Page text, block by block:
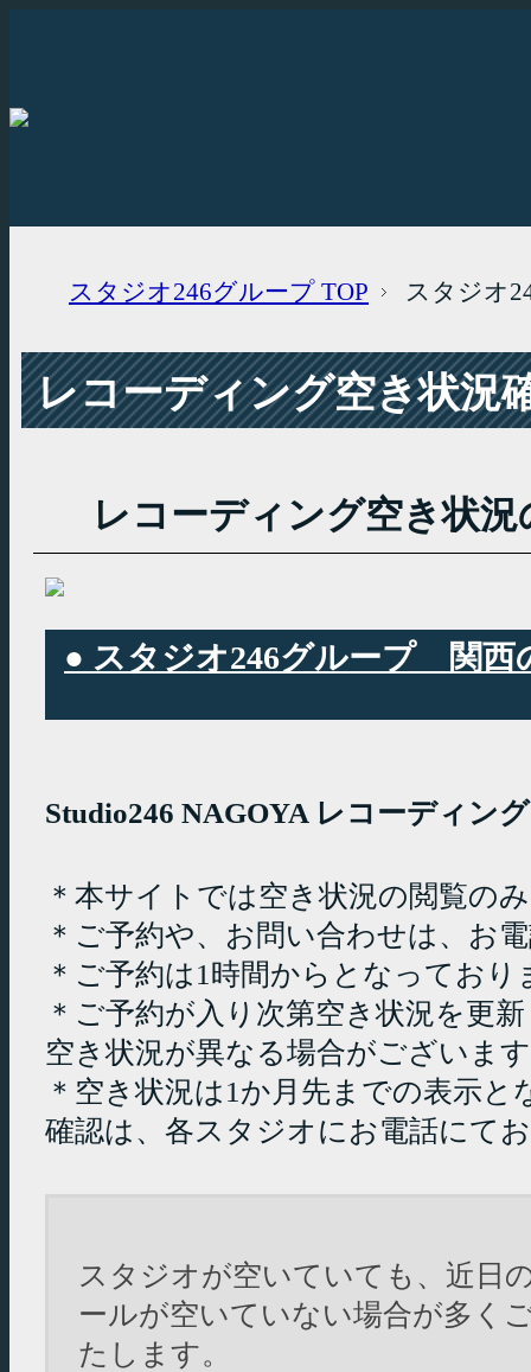
スタジオ246グループ TOP スタジオ
レコーディング空き状況
レコーディング空き状況
● スタジオ246グループ 関西
Studio246 NAGOYA レコーディン
＊本サイトでは空き状況の閲覧の
＊ご予約や、お問い合わせは、お
＊ご予約は1時間からとなっており
＊ご予約が入り次第空き状況を更
空き状況が異なる場合がございま
＊空き状況は1か月先までの表示
確認は、各スタジオにお電話にて
スタジオが空いていても、近日
ールが空いていない場合が多く
たします。